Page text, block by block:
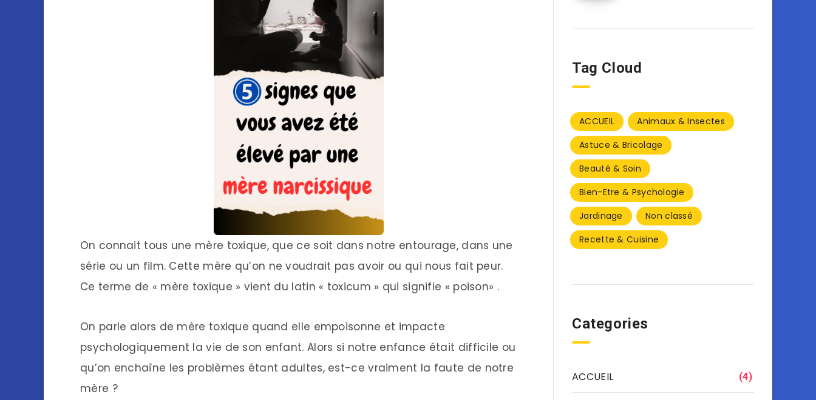
On connait tous une mère toxique, que ce soit dans notre entourage, dans une
série ou un film. Cette mère qu’on ne voudrait pas avoir ou qui nous fait peur.
Ce terme de « mère toxique » vient du latin « toxicum » qui signifie « poison» .
On parle alors de mère toxique quand elle empoisonne et impacte
psychologiquement la vie de son enfant. Alors si notre enfance était difficile ou
qu’on enchaîne les problèmes étant adultes, est-ce vraiment la faute de notre
mère ?
Tag Cloud
ACCUEIL
Animaux & Insectes
Astuce & Bricolage
Beauté & Soin
Bien-Etre & Psychologie
Jardinage
Non classé
Recette & Cuisine
Categories
ACCUEIL (4)